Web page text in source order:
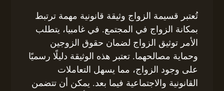
تُعتبر قسيمة الزواج وثيقة قانونية مهمة ترتبط
بمكانة الزواج في المجتمع. في غامبيا، يتطلب
الأمر توثيق الزواج لضمان حقوق الزوجين
وحماية مصالحهما. تعتبر هذه الوثيقة دليلًا رسميًا
على وجود الزواج، مما يسهل التعاملات
القانونية والاجتماعية فيما بعد. يمكن أن تتضمن